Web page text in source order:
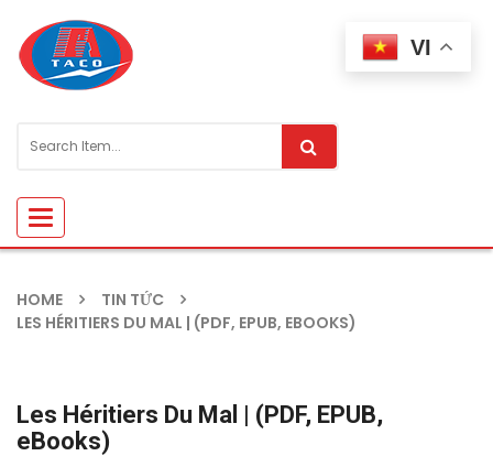
Toggle
navigation
HOME
TIN TỨC
LES HÉRITIERS DU MAL | (PDF, EPUB, EBOOKS)
Les Héritiers Du Mal | (PDF, EPUB,
eBooks)
VI